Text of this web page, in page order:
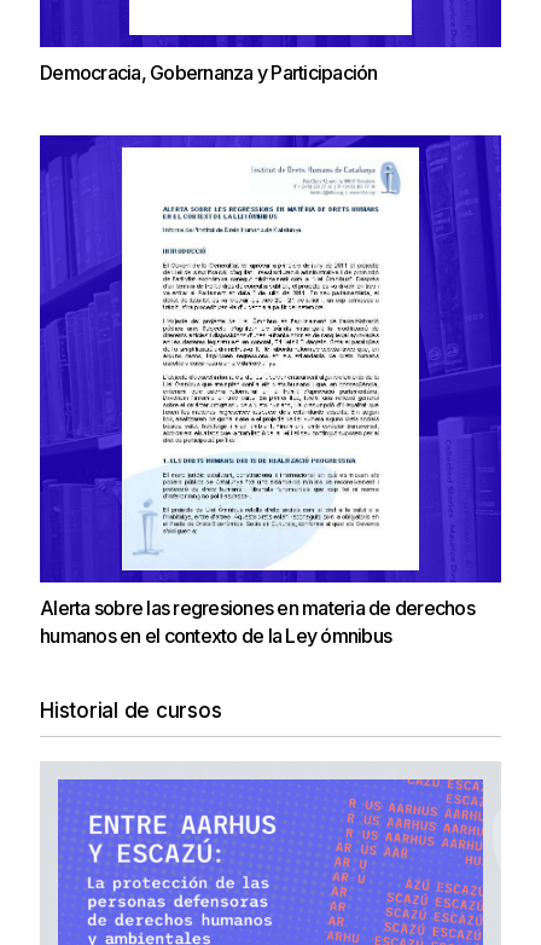
Democracia, Gobernanza y Participación
Alerta sobre las regresiones en materia de derechos
humanos en el contexto de la Ley ómnibus
Historial de cursos